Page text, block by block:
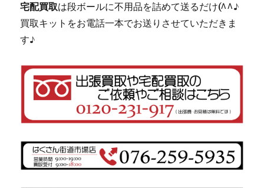
宅配買取は段ボールに不用品を詰めて送るだけ(^^♪
買取キットをお電話一本でお送りさせていただきま
す♪